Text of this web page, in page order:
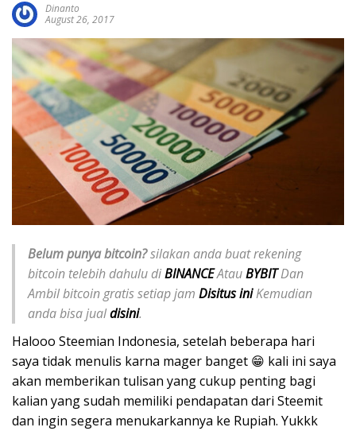
Dinanto
August 26, 2017
Belum punya bitcoin?silakan anda buat rekening
bitcoin telebih dahulu diBINANCEAtauBYBITDan
Ambil bitcoin gratis setiap jam Disitus iniKemudian
anda bisa jualdisini.
Halooo Steemian Indonesia, setelah beberapa hari
saya tidak menulis karna mager banget 😁 kali ini saya
akan memberikan tulisan yang cukup penting bagi
kalian yang sudah memiliki pendapatan dari Steemit
dan ingin segera menukarkannya ke Rupiah. Yukkk